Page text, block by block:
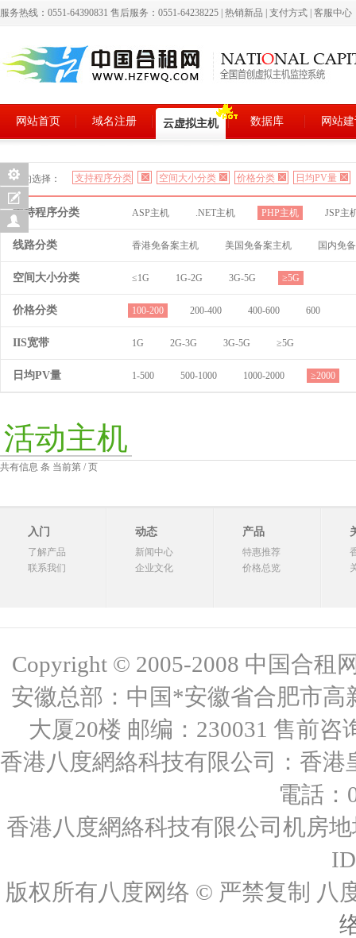
服务热线：0551-64390831 售后服务：0551-64238225 热销新品 支付方式 客服中心
网站首页 域名注册 云虚拟主机 数据库 网站
您的选择： 支持程序分类 空间大小分类 价格分类 日均PV量
支持程序分类 ASP主机 .NET主机 PHP主机 JSP主
线路分类 香港免备案主机 美国免备案主机 国内免
空间大小分类 ≤1G 1G-2G 3G-5G ≥5G
价格分类 100-200 200-400 400-600 600
IIS宽带 1G 2G-3G 3G-5G ≥5G
日均PV量 1-500 500-1000 1000-2000 ≥2000
活动主机
共有信息 条 当前第 / 页
入门
了解产品
联系我们
动态
新闻中心
企业文化
产品
特惠推荐
价格总览
Copyright © 2005-2008 中国合租
安徽总部：中国*安徽省合肥市
大厦20楼 邮编：230031 售前咨
香港八度網絡科技有限公司：香
電話：
香港八度網絡科技有限公司机房
版权所有八度网络 © 严禁复制